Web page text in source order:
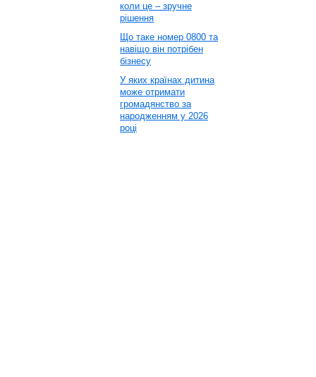
коли це – зручне
рішення
Що таке номер 0800 та
навіщо він потрібен
бізнесу
У яких країнах дитина
може отримати
громадянство за
народженням у 2026
році